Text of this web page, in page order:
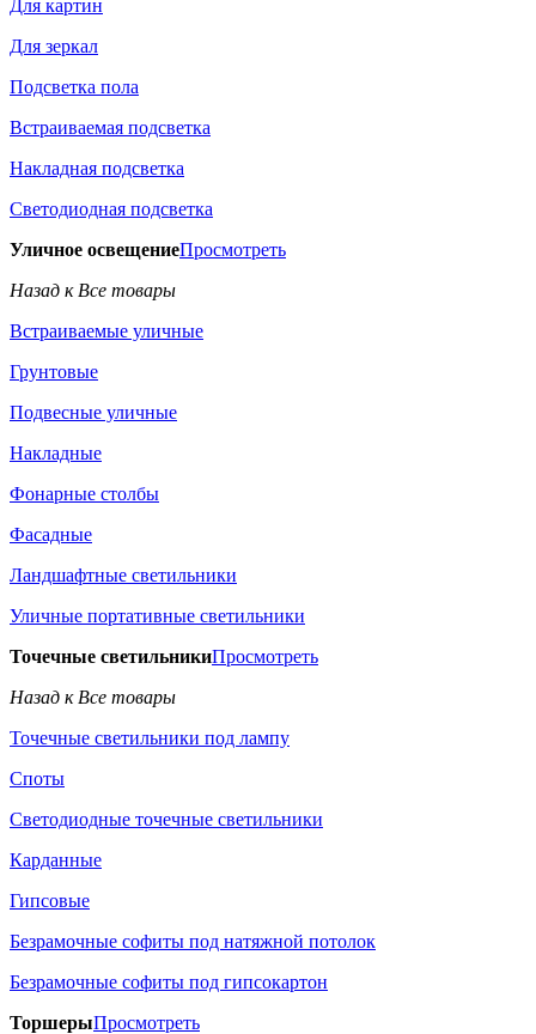
Для картин
Для зеркал
Подсветка пола
Встраиваемая подсветка
Накладная подсветка
Светодиодная подсветка
Уличное освещениеПросмотреть
Назад к Все товары
Встраиваемые уличные
Грунтовые
Подвесные уличные
Накладные
Фонарные столбы
Фасадные
Ландшафтные светильники
Уличные портативные светильники
Точечные светильникиПросмотреть
Назад к Все товары
Точечные светильники под лампу
Споты
Светодиодные точечные светильники
Карданные
Гипсовые
Безрамочные софиты под натяжной потолок
Безрамочные софиты под гипсокартон
ТоршерыПросмотреть